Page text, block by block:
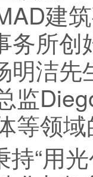
建
务所
明洁
监
等领
“用